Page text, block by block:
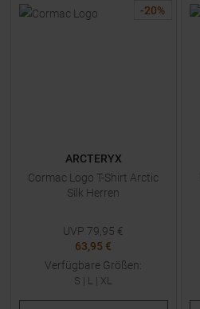
-20%
ARCTERYX
Cormac Logo T-Shirt Arctic
Silk Herren
UVP 79,95 €
63,95 €
Verfügbare Größen:
S | L | XL